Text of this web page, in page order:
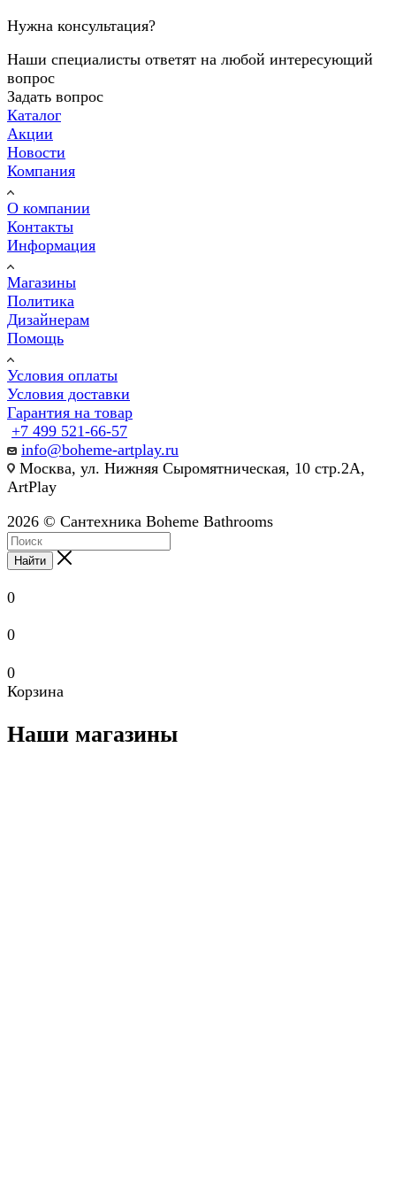
Нужна консультация?
Наши специалисты ответят на любой интересующий
вопрос
Задать вопрос
Каталог
Акции
Новости
Компания
О компании
Контакты
Информация
Магазины
Политика
Дизайнерам
Помощь
Условия оплаты
Условия доставки
Гарантия на товар
+7 499 521-66-57
info@boheme-artplay.ru
Москва, ул. Нижняя Сыромятническая, 10 стр.2А,
ArtPlay
2026 © Сантехника Boheme Bathrooms
Найти
0
0
0
Корзина
Наши магазины